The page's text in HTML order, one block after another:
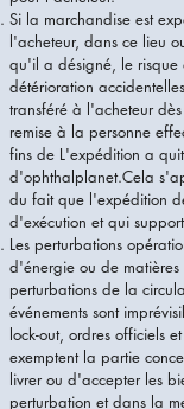
Si la marchandise est
l'acheteur, dans ce lieu
qu'il a désigné, le risque
détérioration
transféré à l'acheteur
remise à la personne
fins de L'expédition a
d'ophthalplanet.Cela
du fait que l'expédition
d'exécution et qui
Les perturbations
d'énergie ou de matières
perturbations de la
événements sont
lock-out, ordres officiels
exemptent la partie
livrer ou d'accepter les
perturbation et dans la